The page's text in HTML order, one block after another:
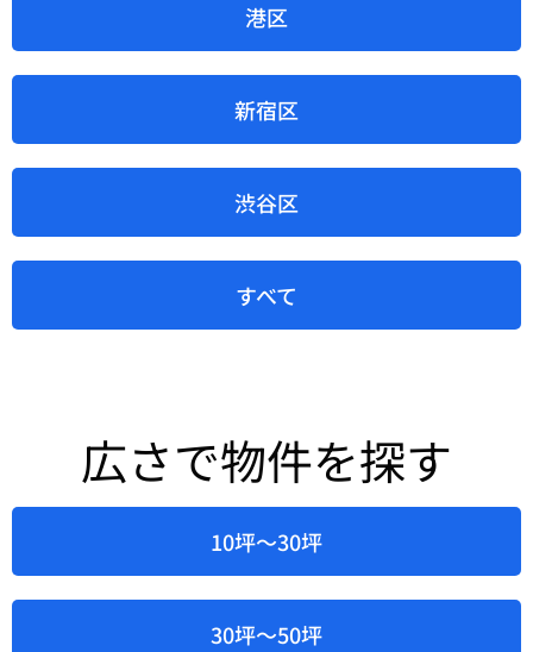
港区
新宿区
渋谷区
すべて
広さで物件を探す
10坪～30坪
30坪～50坪